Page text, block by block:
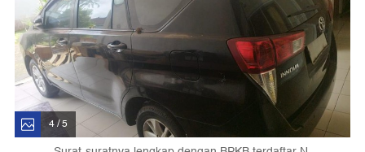
4 / 5